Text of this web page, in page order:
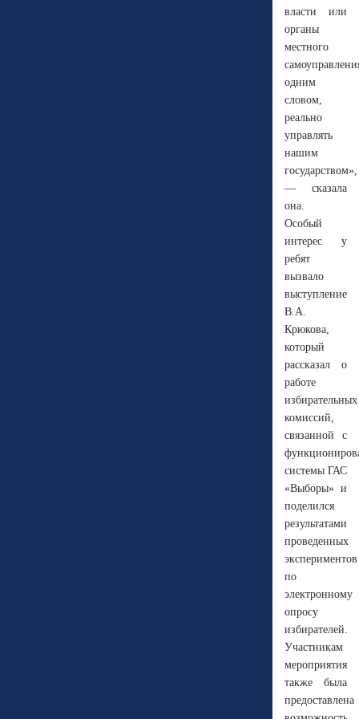
власти или
органы
местного
одним
словом,
реально
управлять
нашим
государством»,
— сказала
она.
Особый
интерес у
ребят
вызвало
выступление
В.А.
Крюкова,
который
рассказал о
работе
избирательных
комиссий,
связанной с
системы ГАС
«Выборы» и
поделился
результатами
проведенных
экспериментов
по
электронному
опросу
избирателей.
Участникам
мероприятия
также была
предоставлена